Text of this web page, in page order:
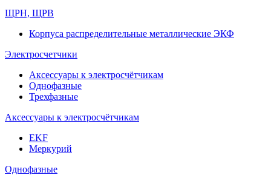
ЩРН, ЩРВ
Корпуса распределительные металлические ЭКФ
Электросчетчики
Аксессуары к электросчётчикам
Однофазные
Трехфазные
Аксессуары к электросчётчикам
EKF
Меркурий
Однофазные